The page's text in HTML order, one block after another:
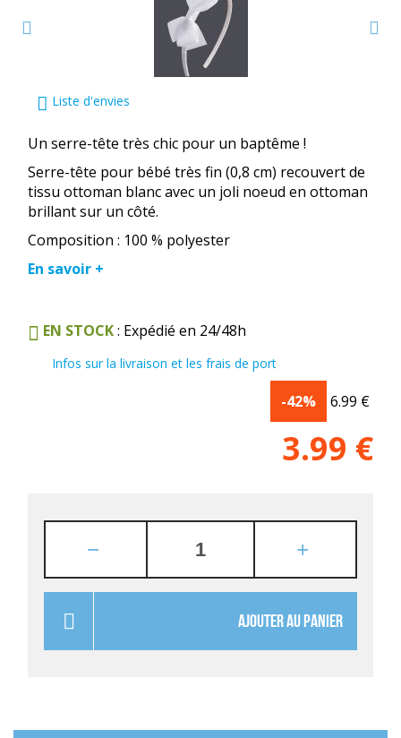
Liste d'envies
Un serre-tête très chic pour un baptême !
Serre-tête pour bébé très fin (0,8 cm) recouvert de
tissu ottoman blanc avec un joli noeud en ottoman
brillant sur un côté.
Composition : 100 % polyester
En savoir +
EN STOCK: Expédié en 24/48h
Infos sur la livraison et les frais de port
-42% 6.99 €
3.99 €
AJOUTER AU PANIER